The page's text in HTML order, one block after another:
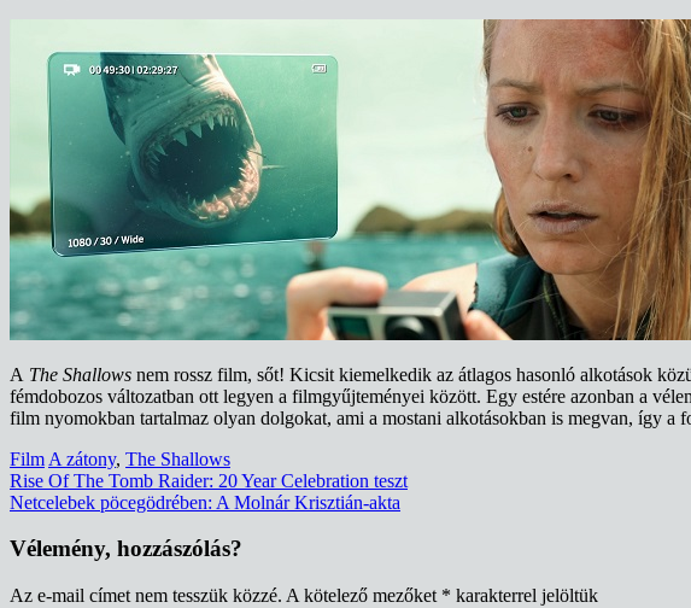
A The Shallows nem rossz film, sőt! Kicsit kiemelkedik az átlagos hasonló alkotások
fémdobozos változatban ott legyen a filmgyűjteményei között. Egy estére azonban a
film nyomokban tartalmaz olyan dolgokat, ami a mostani alkotásokban is megvan, így
Film A zátony, The Shallows
Bejegyzés
navigáció
Rise Of The Tomb Raider: 20 Year Celebration teszt
Netcelebek pöcegödrében: A Molnár Krisztián-akta
Vélemény, hozzászólás?
Az e-mail címet nem tesszük közzé. A kötelező mezőket * karakterrel jelöltük